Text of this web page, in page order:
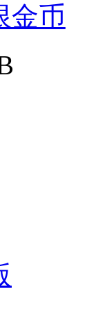
金币